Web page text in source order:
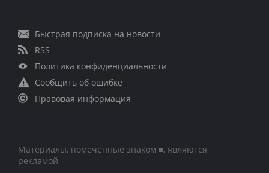
Быстрая подписка на новости
RSS
Политика конфиденциальности
Сообщить об ошибке
Правовая информация
Материалы, помеченные знаком ■, являются
рекламой